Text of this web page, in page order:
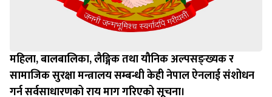
महिला, बालबालिका, लैङ्गिक तथा यौनिक अल्पसङ्ख्यक र
सामाजिक सुरक्षा मन्त्रालय सम्बन्धी केही नेपाल ऐनलाई संशोधन
गर्न सर्वसाधारणको राय माग गरिएको सूचना।